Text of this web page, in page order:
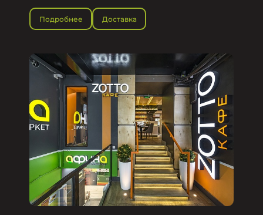
Подробнее Доставка